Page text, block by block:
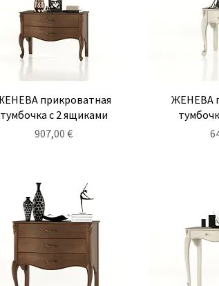
Быстрый просмотр
прикроватная
тумбочка с 2 ящиками
Цена
907,00 €
ЖЕНЕВА